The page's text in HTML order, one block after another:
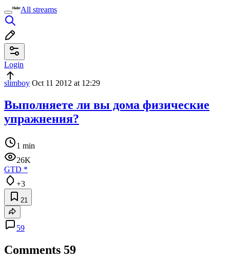
All streams
Login
slimboy Oct 11 2012 at 12:29
Выполняете ли вы дома физические
упражнения?
1 min
26K
GTD *
+3
21
59
Comments 59